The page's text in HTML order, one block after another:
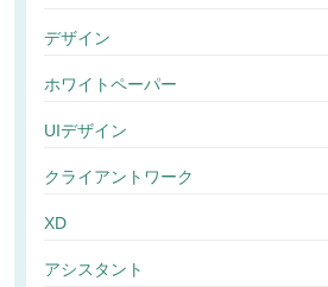
デザイン
ホワイトペーパー
UIデザイン
クライアントワーク
XD
アシスタント